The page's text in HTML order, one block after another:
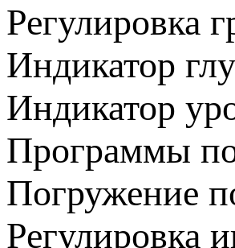
Регулировка
Индикатор
Индикатор
Программы
Погружение
Регулировка